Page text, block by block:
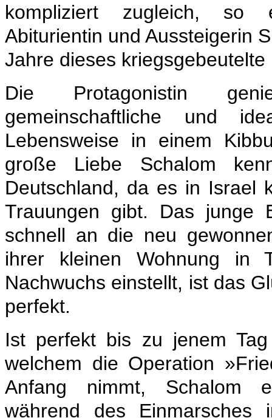
kompliziert zugleich, so
Abiturientin und Aussteigerin
Jahre dieses kriegsgebeutelte
Die Protagonistin
gemeinschaftliche und
Lebensweise in einem
große Liebe Schalom
Deutschland, da es in Israel
Trauungen gibt. Das junge
schnell an die neu
ihrer kleinen Wohnung in
Nachwuchs einstellt, ist das
perfekt.
Ist perfekt bis zu jenem
welchem die Operation
Anfang nimmt, Schalom
während des Einmarsches